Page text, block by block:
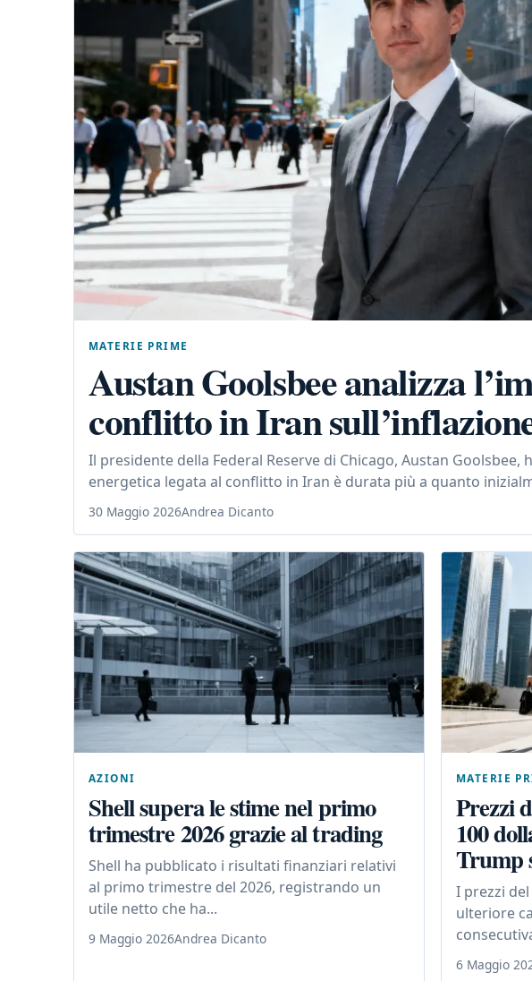
MATERIE PRIME
Austan Goolsbee analizza
conflitto in Iran
Il presidente della Federal Reserve di Chicago, Austan Goolsbee,
energetica legata al conflitto in Iran è durata più a quanto
30 Maggio 2026Andrea Dicanto
AZIONI
Shell supera le stime nel primo
trimestre 2026 grazie al trading
Shell ha pubblicato i risultati finanziari relativi
al primo trimestre del 2026, registrando un
utile netto che ha...
9 Maggio 2026Andrea Dicanto
MATERIE
Prezzi
100
Trump
I prezzi
ulteriore
6 Maggio